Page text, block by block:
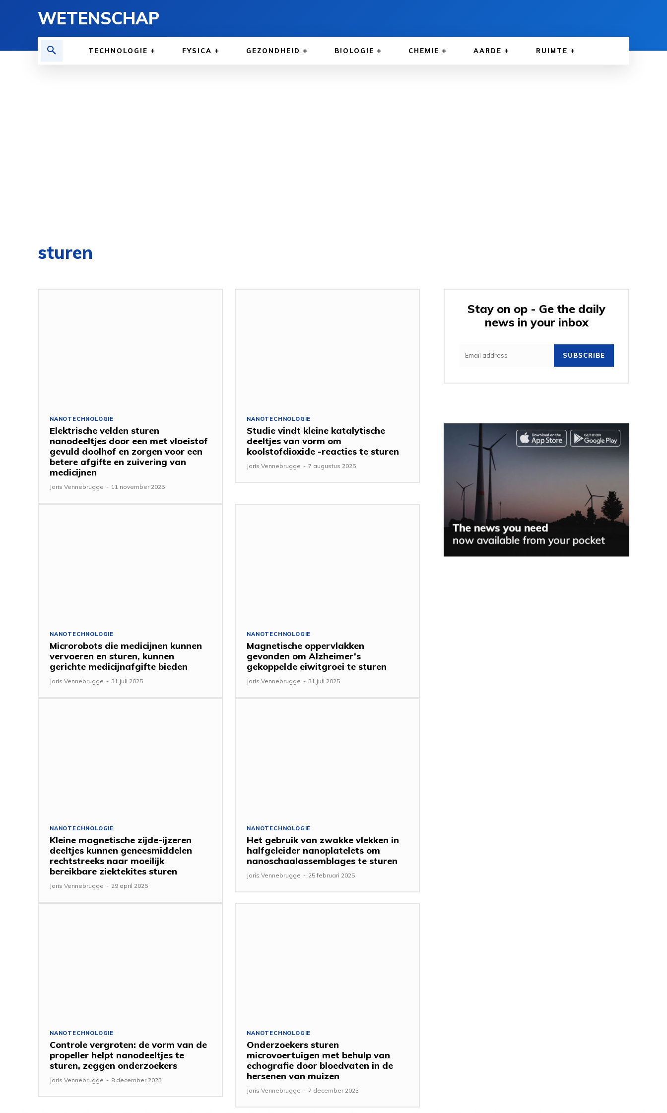
WETENSCHAP
TECHNOLOGIE FYSICA GEZONDHEID BIOLOGIE CHEMIE AARDE RUIMTE
sturen
NANOTECHNOLOGIE
Elektrische velden sturen
nanodeeltjes door een met vloeistof
gevuld doolhof en zorgen voor een
betere afgifte en zuivering van
medicijnen
Joris Vennebrugge - 11 november 2025
NANOTECHNOLOGIE
Studie vindt kleine katalytische
deeltjes van vorm om
koolstofdioxide -reacties te sturen
Joris Vennebrugge - 7 augustus 2025
NANOTECHNOLOGIE
Microrobots die medicijnen kunnen
vervoeren en sturen, kunnen
gerichte medicijnafgifte bieden
Joris Vennebrugge - 31 juli 2025
NANOTECHNOLOGIE
Magnetische oppervlakken
gevonden om Alzheimer’s
gekoppelde eiwitgroei te sturen
Joris Vennebrugge - 31 juli 2025
NANOTECHNOLOGIE
Kleine magnetische zijde-ijzeren
deeltjes kunnen geneesmiddelen
rechtstreeks naar moeilijk
bereikbare ziektekites sturen
Joris Vennebrugge - 29 april 2025
NANOTECHNOLOGIE
Het gebruik van zwakke vlekken in
halfgeleider nanoplatelets om
nanoschaalassemblages te sturen
Joris Vennebrugge - 25 februari 2025
NANOTECHNOLOGIE
Controle vergroten: de vorm van de
propeller helpt nanodeeltjes te
sturen, zeggen onderzoekers
Joris Vennebrugge - 8 december 2023
NANOTECHNOLOGIE
Onderzoekers sturen
microvoertuigen met behulp van
echografie door bloedvaten in de
hersenen van muizen
Joris Vennebrugge - 7 december 2023
Stay on op - Ge the daily
news in your inbox
SUBSCRIBE